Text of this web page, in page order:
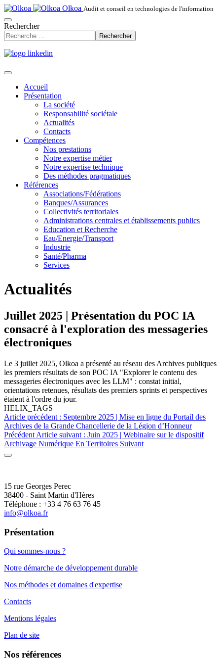
Olkoa Audit et conseil en technologies de l'information
Rechercher
Rechercher
Accueil
Présentation
La société
Responsabilité sociétale
Actualités
Contacts
Compétences
Nos prestations
Notre expertise métier
Notre expertise technique
Des méthodes pragmatiques
Références
Associations/Fédérations
Banques/Assurances
Collectivités territoriales
Administrations centrales et établissements publics
Education et Recherche
Eau/Energie/Transport
Industrie
Santé/Pharma
Services
Actualités
Juillet 2025 | Présentation du POC IA
consacré à l'exploration des messageries
électroniques
Le 3 juillet 2025, Olkoa a présenté au réseau des Archives publiques
les premiers résultats de son POC IA "Explorer le contenu des
messageries électroniques avec les LLM" : constat initial,
orientations retenues, résultats des premiers sprints et perspectives
étaient à l'ordre du jour.
HELIX_TAGS
Article précédent : Septembre 2025 | Mise en ligne du Portail des
Archives de la Grande Chancellerie de la Légion d’Honneur
Précédent Article suivant : Juin 2025 | Webinaire sur le dispositif
Archivage Numérique En Territoires Suivant
15 rue Georges Perec
38400 - Saint Martin d'Hères
Téléphone : +33 4 76 63 76 45
info@olkoa.fr
Présentation
Qui sommes-nous ?
Notre démarche de développement durable
Nos méthodes et domaines d'expertise
Contacts
Mentions légales
Plan de site
Nos références